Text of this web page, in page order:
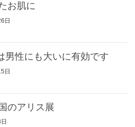
お肌に
日
男性にも大いに有効です
日
のアリス展